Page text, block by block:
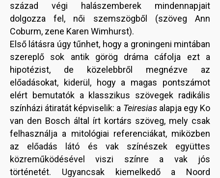
század végi halászemberek mindennapjait
dolgozza fel, női szemszögből (szöveg Ann
Coburm, zene Karen Wimhurst).
Első látásra úgy tűnhet, hogy a groningeni mintában
szereplő sok antik görög dráma cáfolja ezt a
hipotézist, de közelebbről megnézve az
előadásokat, kiderül, hogy a magas pontszámot
elért bemutatók a klasszikus szövegek radikális
színházi átiratát képviselik: a Teiresiasalapja egy Ko
van den Bosch által írt kortárs szöveg, mely csak
felhasználja a mitológiai referenciákat, miközben
az előadás látó és vak színészek együttes
közreműködésével viszi színre a vak jós
történetét. Ugyancsak kiemelkedő a Noord